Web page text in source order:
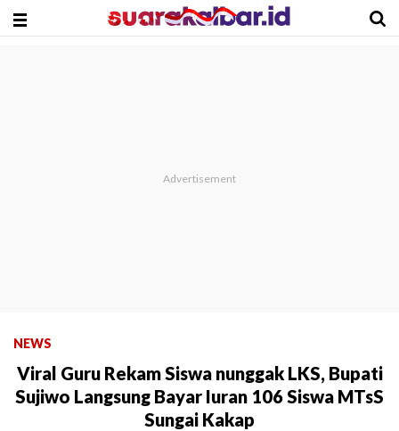
NEWS
Viral Guru Rekam Siswa nunggak LKS, Bupati
Sujiwo Langsung Bayar Iuran 106 Siswa MTsS
Sungai Kakap